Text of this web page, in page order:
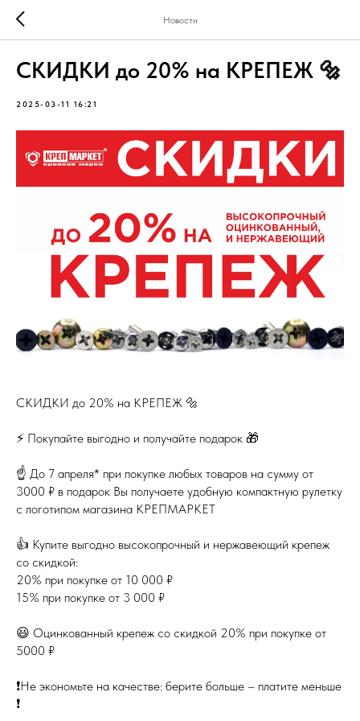
Новости
СКИДКИ до 20% на КРЕПЕЖ 🔩
2025-03-11 16:21
СКИДКИ до 20% на КРЕПЕЖ 🔩
⚡️ Покупайте выгодно и получайте подарок 🎁
☝️ До 7 апреля* при покупке любых товаров на сумму от
3000 ₽ в подарок Вы получаете удобную компактную рулетку
с логотипом магазина КРЕПМАРКЕТ
👍 Купите выгодно высокопрочный и нержавеющий крепеж
со скидкой:
20% при покупке от 10 000 ₽
15% при покупке от 3 000 ₽
😃 Оцинкованный крепеж со скидкой 20% при покупке от
5000 ₽
❗️Не экономьте на качестве: берите больше – платите меньше
❗️